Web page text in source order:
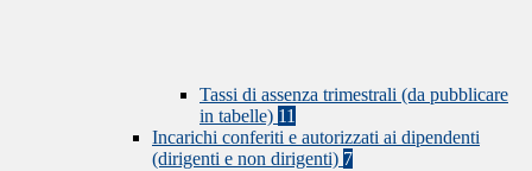
Tassi di assenza trimestrali (da pubblicare
in tabelle) 11
Incarichi conferiti e autorizzati ai dipendenti
(dirigenti e non dirigenti) 7